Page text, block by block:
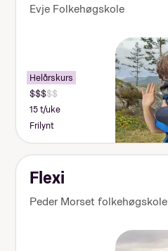
Evje Folkehøgskole
Helårskurs
15 t/uke
Frilynt
Flexi
Peder Morset folkehøgskole